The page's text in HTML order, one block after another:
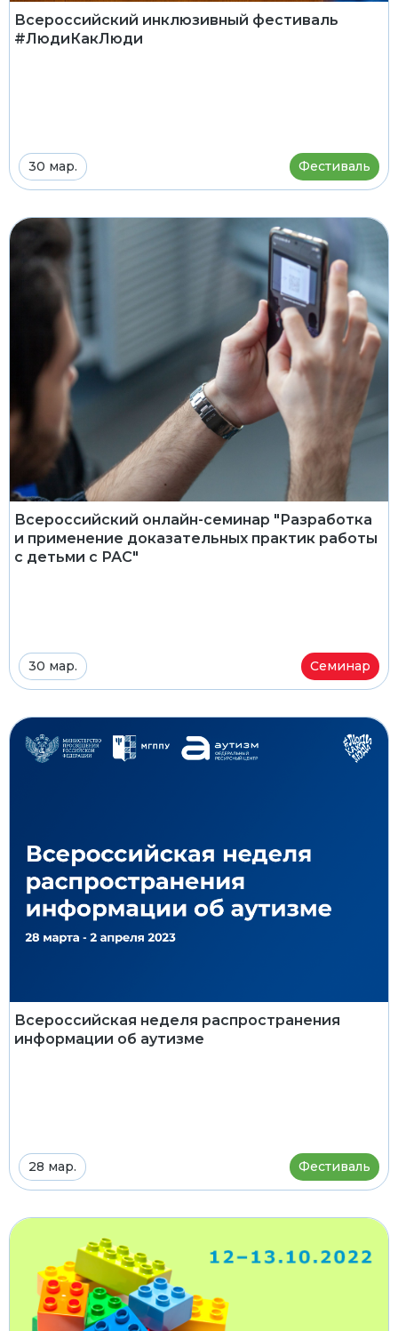
Всероссийский инклюзивный фестиваль
#ЛюдиКакЛюди
30 мар. Фестиваль
Всероссийский онлайн-семинар "Разработка
и применение доказательных практик работы
с детьми с РАС"
30 мар. Семинар
Всероссийская неделя распространения
информации об аутизме
28 мар. Фестиваль